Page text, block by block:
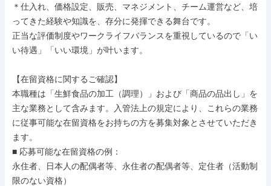
＊仕入れ、価格設定、販売、マネジメント、チーム運営など、培
ってきた経験や知識を、存分に発揮できる舞台です。
正当な評価制度やワークライフバランスを重視しているので「い
い待遇」「いい環境」が叶います。
【在留資格に関するご確認】
本職種は「生鮮食品の加工（調理）」および「商品の品出し」を
主な業務として含みます。入管法上の規定により、これらの業務
に従事可能な在留資格をお持ちの方を募集対象とさせていただき
ます。
■ 応募可能な在留資格の例：
永住者、日本人の配偶者等、永住者の配偶者等、定住者（活動制
限のない資格）